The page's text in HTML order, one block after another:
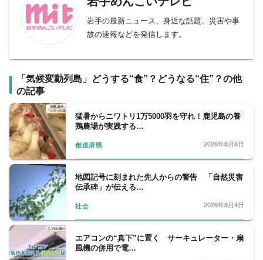
岩手の最新ニュース、身近な話題、災害や事
故の速報などを発信します。
「気候変動列島」どうする“食”？どうなる“住”？の他
の記事
猛暑からニワトリ1万5000羽を守れ！鹿児島の養
鶏農場が実践する…
都道府県 2026年8月6日
地図記号に刻まれた先人からの警告 「自然災害
伝承碑」が伝える…
社会 2026年8月4日
エアコンの“真下”に置く サーキュレーター・扇
風機の併用で電…